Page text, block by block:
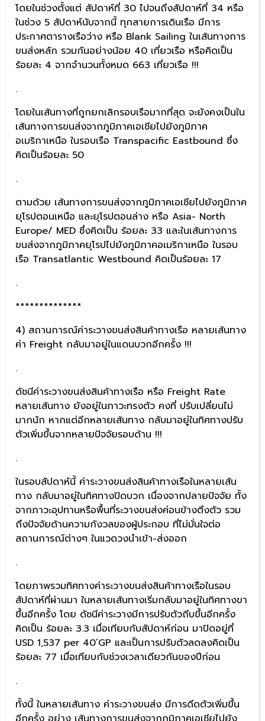
โดยในช่วงตั้งแต่ สัปดาห์ที่ 30 ไปจนถึงสัปดาห์ที่ 34 หรือ
ในช่วง 5 สัปดาห์นับจากนี้ ทุกสายการเดินเรือ มีการ
ประกาศตารางเรือว่าง หรือ Blank Sailing ในเส้นทางการ
ขนส่งหลัก รวมกันอย่างน้อย 40 เที่ยวเรือ หรือคิดเป็น
ร้อยละ 4 จากจำนวนทั้งหมด 663 เที่ยวเรือ !!!
.
โดยในเส้นทางที่ถูกยกเลิกรอบเรือมากที่สุด จะยังคงเป็นใน
เส้นทางการขนส่งจากภูมิภาคเอเชียไปยังภูมิภาค
อเมริกาเหนือ ในรอบเรือ Transpacific Eastbound ซึ่ง
คิดเป็นร้อยละ 50
.
ตามด้วย เส้นทางการขนส่งจากภูมิภาคเอเชียไปยังภูมิภาค
ยุโรปตอนเหนือ และยุโรปตอนล่าง หรือ Asia- North
Europe/ MED ซึ่งคิดเป็น ร้อยละ 33 และในเส้นทางการ
ขนส่งจากภูมิภาคยุโรปไปยังภูมิภาคอเมริกาเหนือ ในรอบ
เรือ Transatlantic Westbound คิดเป็นร้อยละ 17
.
**************
4) สถานการณ์ค่าระวางขนส่งสินค้าทางเรือ หลายเส้นทาง
ค่า Freight กลับมาอยู่ในแดนบวกอีกครั้ง !!!
.
ดัชนีค่าระวางขนส่งสินค้าทางเรือ หรือ Freight Rate
หลายเส้นทาง ยังอยู่ในภาวะทรงตัว คงที่ ปรับเปลี่ยนไม่
มากนัก หากแต่อีกหลายเส้นทาง กลับมาอยู่ในทิศทางปรับ
ตัวเพิ่มขึ้นจากหลายปัจจัยรอบด้าน !!!
.
ในรอบสัปดาห์นี้ ค่าระวางขนส่งสินค้าทางเรือในหลายเส้น
ทาง กลับมาอยู่ในทิศทางปิดบวก เนื่องจากปลายปัจจัย ทั้ง
จากภาวะอุปทานหรือพื้นที่ระวางขนส่งค่อนข้างตึงตัว รวม
ถึงปัจจัยด้านความกังวลของผู้ประกอบ ที่ไม่มั่นใจต่อ
สถานการณ์ต่างๆ ในแวดวงนำเข้า-ส่งออก
.
โดยภาพรวมทิศทางค่าระวางขนส่งสินค้าทางเรือในรอบ
สัปดาห์ที่ผ่านมา ในหลายเส้นทางเริ่มกลับมาอยู่ในทิศทางขา
ขึ้นอีกครั้ง โดย ดัชนีค่าระวางมีการปรับตัวถีบขึ้นอีกครั้ง
คิดเป็น ร้อยละ 3.3 เมื่อเทียบกับสัปดาห์ก่อน มาปิดอยู่ที่
USD 1,537 per 40’GP และเป็นการปรับตัวลดลงคิดเป็น
ร้อยละ 77 เมื่อเทียบกับช่วงเวลาเดียวกันของปีก่อน
.
ทั้งนี้ ในหลายเส้นทาง ค่าระวางขนส่ง มีการดีดตัวเพิ่มขึ้น